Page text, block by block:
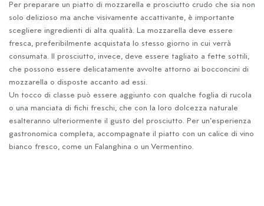
Per preparare un piatto di mozzarella e prosciutto crudo che sia non
solo delizioso ma anche visivamente accattivante, è importante
scegliere ingredienti di alta qualità. La mozzarella deve essere
fresca, preferibilmente acquistata lo stesso giorno in cui verrà
consumata. Il prosciutto, invece, deve essere tagliato a fette sottili,
che possono essere delicatamente avvolte attorno ai bocconcini di
mozzarella o disposte accanto ad essi.
Un tocco di classe può essere aggiunto con qualche foglia di rucola
o una manciata di fichi freschi, che con la loro dolcezza naturale
esalteranno ulteriormente il gusto del prosciutto. Per un'esperienza
gastronomica completa, accompagnate il piatto con un calice di vino
bianco fresco, come un Falanghina o un Vermentino.